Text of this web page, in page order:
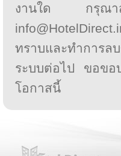
งานใด กรุ
ทราบและทำการ
ระบบต่อไป ขอข
โอกาสนี้